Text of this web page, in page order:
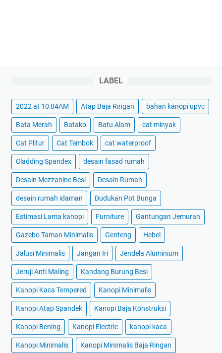
LABEL
2022 at 10:04AM Atap Baja Ringan bahan kanopi upvc
Bata Merah Batako Batu Alam cat minyak
Cat Plitur Cat Tembok cat waterproof
Cladding Spandex desain fasad rumah
Desain Mezzanine Besi Desain Rumah
desain rumah idaman Dudukan Pot Bunga
Estimasi Lama kanopi Furniture Gantungan Jemuran
Gazebo Taman Minimalis Genteng Hebel
Jalusi Minimalis Jangan Iri Jendela Aluminium
Jeruji Anti Maling Kandang Burung Besi
Kanopi Kaca Tempered Kanopi Minimalis
Kanopi Atap Spandek Kanopi Baja Konstruksi
Kanopi Bening Kanopi Electric kanopi kaca
Kanopi Minimalis Kanopi Minimalis Baja Ringan